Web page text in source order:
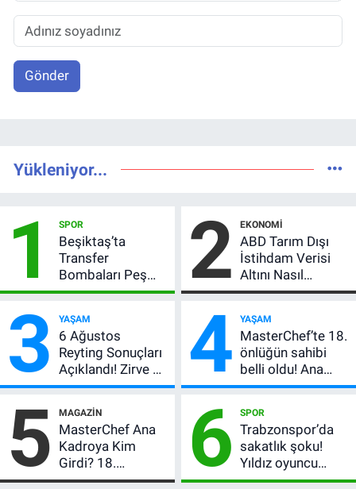
Gönder
Yükleniyor...
1 SPOR
Beşiktaş’ta
Transfer
Bombaları Peş
Peşe! Adalı
Açıkladı, 5 Yıldız
Daha Listede
2 EKONOMI
ABD Tarım Dışı
İstihdam Verisi
Altını Nasıl
Etkiler? Çok Basit
3 YAŞAM
6 Ağustos
Reyting Sonuçları
Açıklandı! Zirve El
Değiştirdi:
MasterChef'i
Geride Bıraktı
4 YAŞAM
MasterChef’te 18.
önlüğün sahibi
belli oldu! Ana
kadroya giren
oldu?
5 MAGAZIN
MasterChef Ana
Kadroya Kim
Girdi? 18.
Önlüğün Sahibi
6 SPOR
Trabzonspor’da
sakatlık şoku!
Yıldız oyuncu
ameliyat oldu,